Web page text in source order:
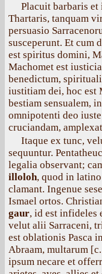
Placuit barbaris
Thartaris, tanquam
persuasio
susceperunt. Et cum
est spiritus domini,
Machomet est
benedictum,
iustitiam dei, hoc est
bestiam sensualem,
omnipotenti deo
cruciandam,
Itaque ex tunc,
sequuntur.
legalia observant;
illoloh, quod in
clamant. Ingenue
Ismael ortos.
gaur, id est infideles
velut alii Sarraceni,
est oblationis Pasca
Abraam, multarum
ipsum necare et